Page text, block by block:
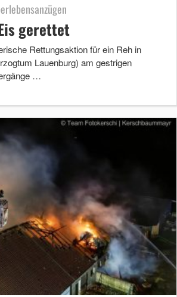
gerettet
Rettungsaktion für ein Reh in
Lauenburg) am gestrigen
…